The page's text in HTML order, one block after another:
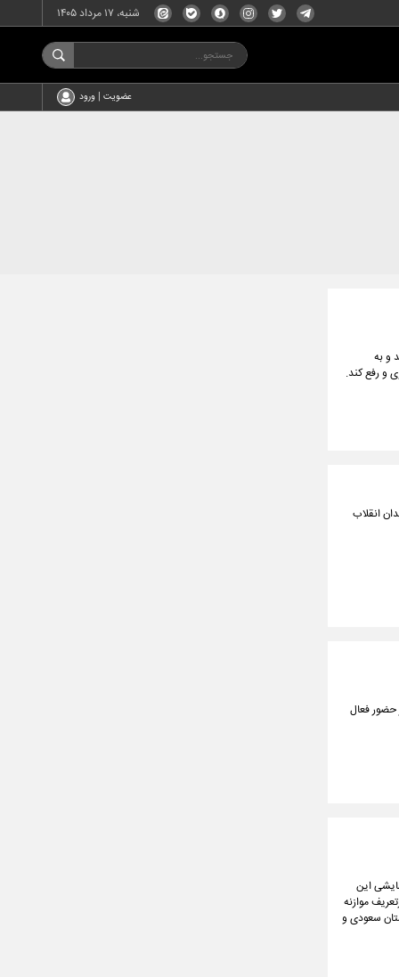
شنبه، ۱۷ مرداد ۱۴۰۵
عضویت | ورود
و به
و رفع کند.
صهیونیستی علیه ملت ایران، دوشنبه ۲۲ دی ۱۴۰۴، در میدان انقلاب
حضور فعال
این
تازه از بازتعریف موازنه
سعودی و